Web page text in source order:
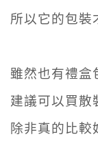
所以它的包裝
雖然也有禮盒
建議可以買散
除非真的比較